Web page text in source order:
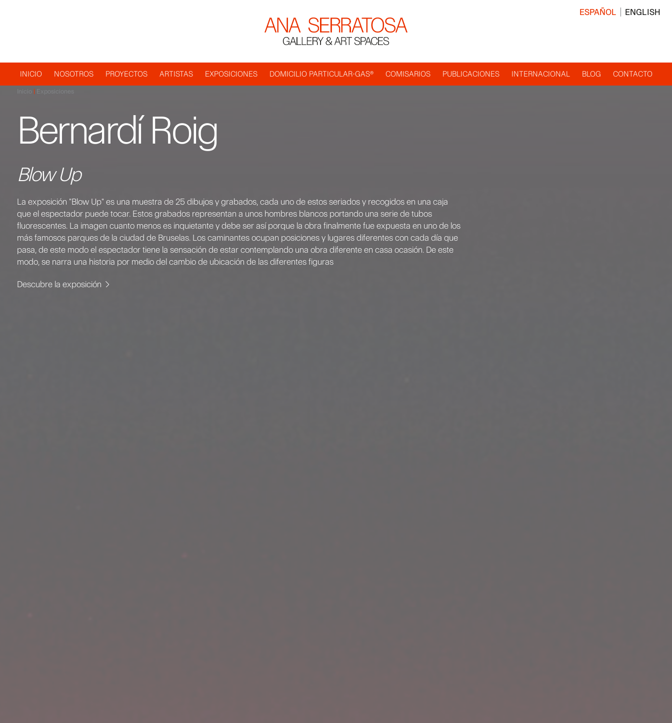
ESPAÑOL ENGLISH
Navegación
principal
INICIO NOSOTROS PROYECTOS ARTISTAS EXPOSICIONES DOMICILIO PARTICULAR-GAS® COMISARIOS PUBLICACIONES INTERNACIONAL BLOG CONTACTO
Inicio Exposiciones
Bernardí Roig
Blow Up
La exposición "Blow Up" es una muestra de 25 dibujos y grabados, cada uno de estos seriados y recogidos en una caja
que el espectador puede tocar. Estos grabados representan a unos hombres blancos portando una serie de tubos
fluorescentes. La imagen cuanto menos es inquietante y debe ser así porque la obra finalmente fue expuesta en uno de los
más famosos parques de la ciudad de Bruselas. Los caminantes ocupan posiciones y lugares diferentes con cada día que
pasa, de este modo el espectador tiene la sensación de estar contemplando una obra diferente en casa ocasión. De este
modo, se narra una historia por medio del cambio de ubicación de las diferentes figuras
Descubre la exposición